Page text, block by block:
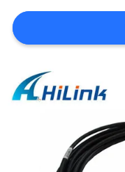
हमसे
करें